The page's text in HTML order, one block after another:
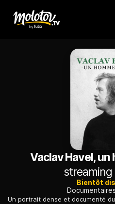
Vaclav Havel, un
streaming
Bientôt
Documentaires